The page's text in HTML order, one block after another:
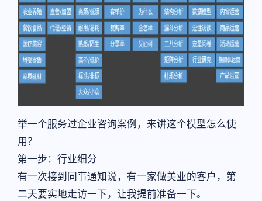
举一个服务过企业咨询案例，来讲这个模型怎么使
用？
第一步：行业细分
有一次接到同事通知说，有一家做美业的客户，第
二天要实地走访一下，让我提前准备一下。